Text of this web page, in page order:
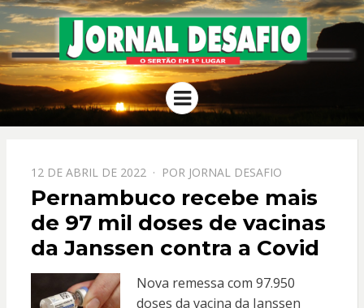
JORNAL
DESAFIO
O Sertão em 1º Lugar
Menu
PPOSTADO
EM
12 DE ABRIL DE 2022 POR JORNAL DESAFIO
Pernambuco recebe mais
de 97 mil doses de vacinas
da Janssen contra a Covid
Nova remessa com 97.950
doses da vacina da Janssen